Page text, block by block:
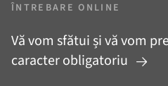
ÎNTREBARE ONLINE
Vă vom sfătui și vă vom
caracter obligatoriu